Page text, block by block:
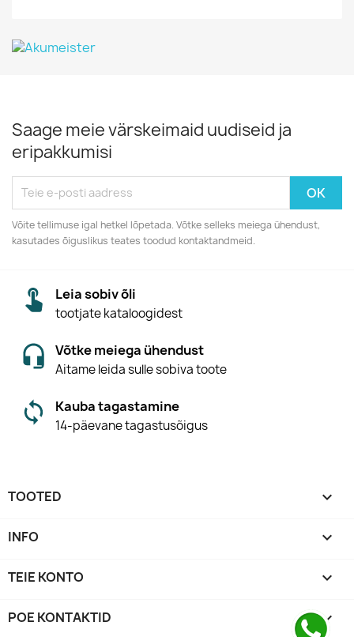
Saage meie värskeimaid uudiseid ja
eripakkumisi
Võite tellimuse igal hetkel lõpetada. Võtke selleks meiega ühendust,
kasutades õiguslikus teates toodud kontaktandmeid.
Leia sobiv õli
tootjate kataloogidest
Võtke meiega ühendust
Aitame leida sulle sobiva toote
Kauba tagastamine
14-päevane tagastusõigus
TOOTED 
INFO 
TEIE KONTO 
POE KONTAKTID keyboard_arrow_down